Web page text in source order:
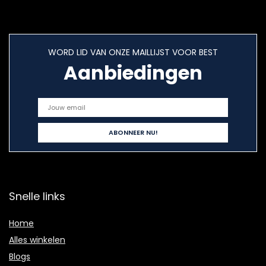
WORD LID VAN ONZE MAILLIJST VOOR BEST
Aanbiedingen
Snelle links
Home
Alles winkelen
Blogs